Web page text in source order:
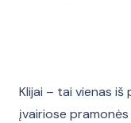
Klijai – tai vienas iš
įvairiose